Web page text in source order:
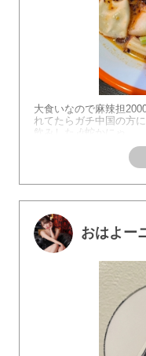
大食いなので麻辣担
れてたらガチ中国の方
飲みした🎶蛇かにゃ
おはよー